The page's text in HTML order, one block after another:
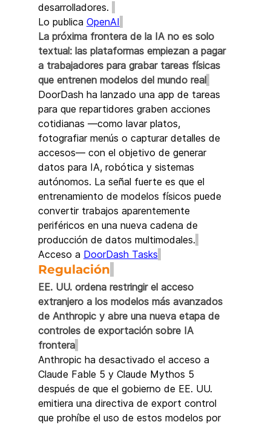
desarrolladores.
Lo publica OpenAI
La próxima frontera de la IA no es solo
textual: las plataformas empiezan a pagar
a trabajadores para grabar tareas físicas
que entrenen modelos del mundo real
DoorDash ha lanzado una app de tareas
para que repartidores graben acciones
cotidianas —como lavar platos,
fotografiar menús o capturar detalles de
accesos— con el objetivo de generar
datos para IA, robótica y sistemas
autónomos. La señal fuerte es que el
entrenamiento de modelos físicos puede
convertir trabajos aparentemente
periféricos en una nueva cadena de
producción de datos multimodales.
Acceso a DoorDash Tasks
Regulación
EE. UU. ordena restringir el acceso
extranjero a los modelos más avanzados
de Anthropic y abre una nueva etapa de
controles de exportación sobre IA
frontera
Anthropic ha desactivado el acceso a
Claude Fable 5 y Claude Mythos 5
después de que el gobierno de EE. UU.
emitiera una directiva de export control
que prohíbe el uso de estos modelos por